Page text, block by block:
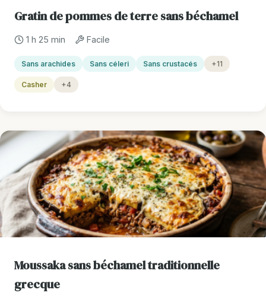
Gratin de pommes de terre sans béchamel
1 h 25 min Facile
Sans arachides Sans céleri Sans crustacés +11
Casher +4
Moussaka sans béchamel traditionnelle
grecque